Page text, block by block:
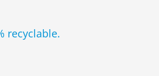
recyclable.